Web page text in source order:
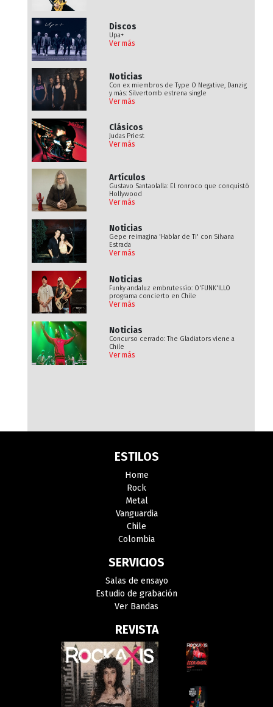
Discos
Upa+
Ver más
Noticias
Con ex miembros de Type O Negative, Danzig
y más: Silvertomb estrena single
Ver más
Clásicos
Judas Priest
Ver más
Artículos
Gustavo Santaolalla: El ronroco que conquistó
Hollywood
Ver más
Noticias
Gepe reimagina 'Hablar de Ti' con Silvana
Estrada
Ver más
Noticias
Funky andaluz embrutessío: O'FUNK'ILLO
programa concierto en Chile
Ver más
Noticias
Concurso cerrado: The Gladiators viene a
Chile
Ver más
ESTILOS
Home
Rock
Metal
Vanguardia
Chile
Colombia
SERVICIOS
Salas de ensayo
Estudio de grabación
Ver Bandas
REVISTA